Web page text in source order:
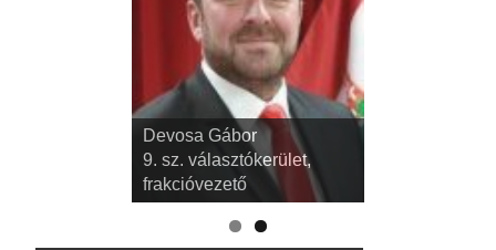
Devosa Gábor
9. sz. választókerület,
frakcióvezető